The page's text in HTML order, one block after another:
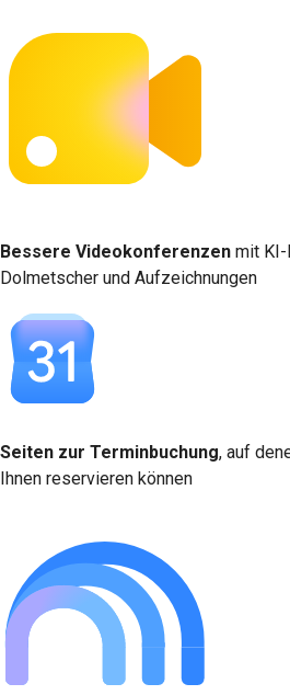
Bessere Videokonferenzen mit
Dolmetscher und Aufzeichnungen
Seiten zur Terminbuchung, auf
Ihnen reservieren können